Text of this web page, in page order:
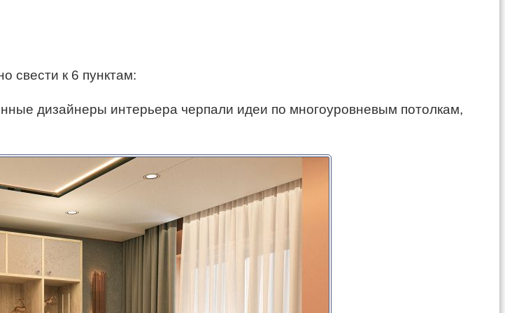
свести к 6 пунктам:
дизайнеры интерьера черпали идеи по многоуровневым потолкам,